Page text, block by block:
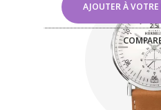
AJOUTER À